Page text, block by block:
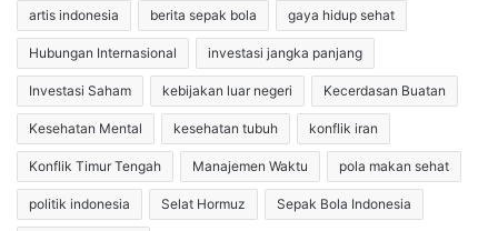
artis indonesia berita sepak bola gaya hidup sehat
Hubungan Internasional investasi jangka panjang
Investasi Saham kebijakan luar negeri Kecerdasan Buatan
Kesehatan Mental kesehatan tubuh konflik iran
Konflik Timur Tengah Manajemen Waktu pola makan sehat
politik indonesia Selat Hormuz Sepak Bola Indonesia